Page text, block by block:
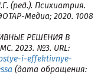
(ред.). Психиатрия.
Медиа; 2020. 1008
РЕШЕНИЯ В
2023. №3. URL:
i-effektivnye-
(дата обращения: